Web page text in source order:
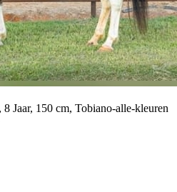
Jaar, 150 cm, Tobiano-alle-kleuren